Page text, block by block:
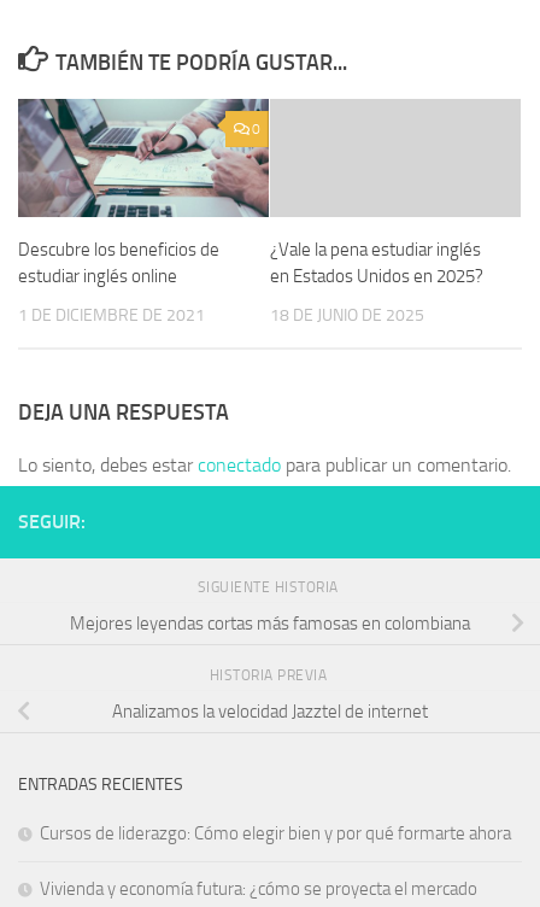
TAMBIÉN TE PODRÍA GUSTAR...
0
Descubre los beneficios de
estudiar inglés online
1 DE DICIEMBRE DE 2021
¿Vale la pena estudiar inglés
en Estados Unidos en 2025?
18 DE JUNIO DE 2025
DEJA UNA RESPUESTA
Lo siento, debes estarconectado para publicar un comentario.
SEGUIR:
SIGUIENTE HISTORIA
Mejores leyendas cortas más famosas en colombiana
HISTORIA PREVIA
Analizamos la velocidad Jazztel de internet
ENTRADAS RECIENTES
Cursos de liderazgo: Cómo elegir bien y por qué formarte ahora
Vivienda y economía futura: ¿cómo se proyecta el mercado